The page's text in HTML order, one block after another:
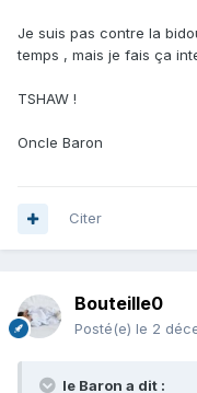
Je suis pas contre la
temps , mais je fais ça
TSHAW !
Oncle Baron
Citer
Bouteille0
Posté(e) le 2
le Baron a dit :